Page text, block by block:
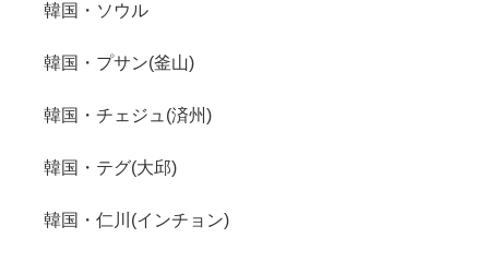
韓国・ソウル
韓国・プサン(釜山)
韓国・チェジュ(済州)
韓国・テグ(大邱)
韓国・仁川(インチョン)